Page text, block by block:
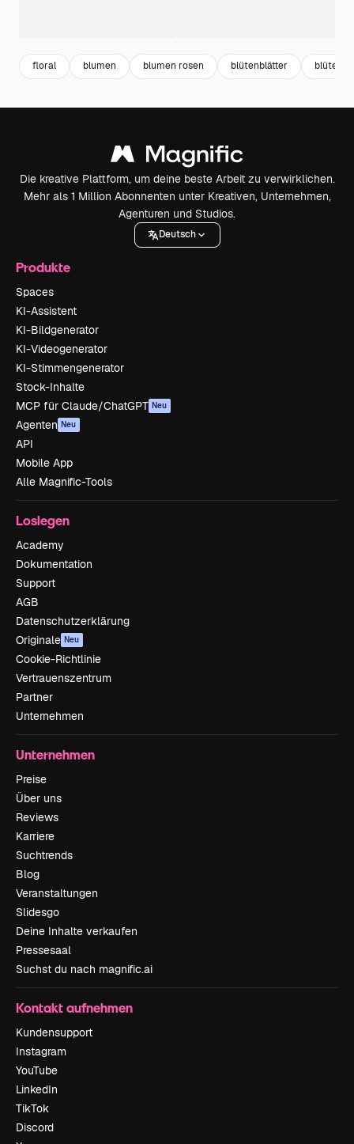
floral blumen blumen rosen blütenblätter blüten
Die kreative Plattform, um deine beste Arbeit zu verwirklichen.
Mehr als 1 Million Abonnenten unter Kreativen, Unternehmen,
Agenturen und Studios.
Deutsch
Produkte
Spaces
KI-Assistent
KI-Bildgenerator
KI-Videogenerator
KI-Stimmengenerator
Stock-Inhalte
MCP für Claude/ChatGPT Neu
Agenten Neu
API
Mobile App
Alle Magnific-Tools
Loslegen
Academy
Dokumentation
Support
AGB
Datenschutzerklärung
Originale Neu
Cookie-Richtlinie
Vertrauenszentrum
Partner
Unternehmen
Unternehmen
Preise
Über uns
Reviews
Karriere
Suchtrends
Blog
Veranstaltungen
Slidesgo
Deine Inhalte verkaufen
Pressesaal
Suchst du nach magnific.ai
Kontakt aufnehmen
Kundensupport
Instagram
YouTube
LinkedIn
TikTok
Discord